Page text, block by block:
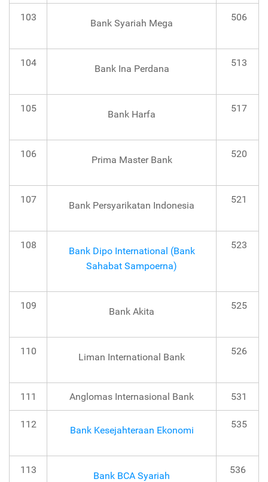
103
Bank Syariah Mega
506
104
Bank Ina Perdana
513
105
Bank Harfa
517
106
Prima Master Bank
520
107
Bank Persyarikatan Indonesia
521
108
Bank Dipo International (Bank
Sahabat Sampoerna)
523
109
Bank Akita
525
110
Liman International Bank
526
111 Anglomas Internasional Bank 531
112
Bank Kesejahteraan Ekonomi
535
113
Bank BCA Syariah
536